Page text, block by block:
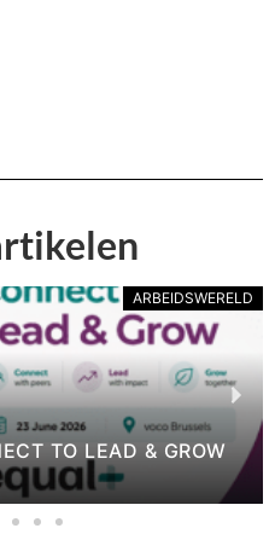
ARBEIDSWERELD
TO LEAD & GROW